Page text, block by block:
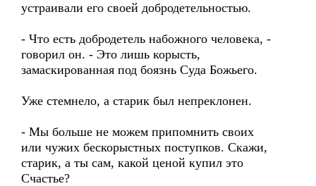
устраивали его своей добродетельностью.
- Что есть добродетель набожного человека, -
говорил он. - Это лишь корысть,
замаскированная под боязнь Суда Божьего.
Уже стемнело, а старик был непреклонен.
- Мы больше не можем припомнить своих
или чужих бескорыстных поступков. Скажи,
старик, а ты сам, какой ценой купил это
Счастье?